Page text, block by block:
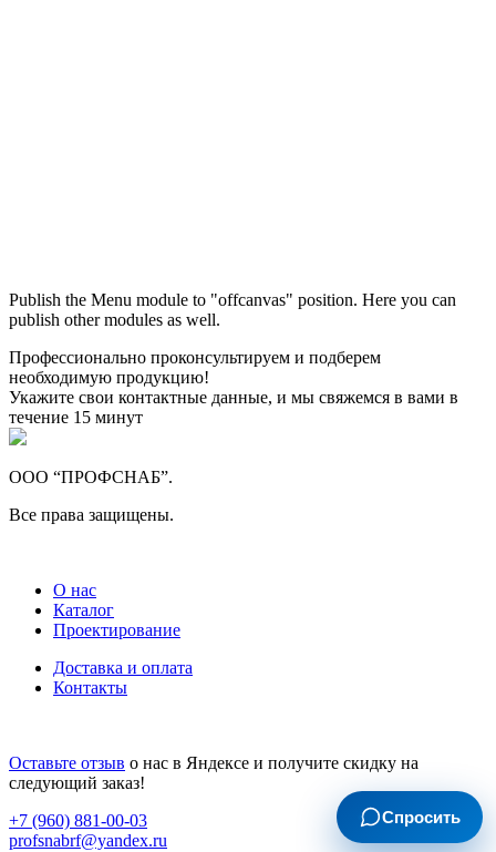
Publish the Menu module to "offcanvas" position. Here you can
publish other modules as well.
Спросить
М ● консультант ПРОФСНАБ
Профессионально проконсультируем и подберем
необходимую продукцию!
Укажите свои контактные данные, и мы свяжемся в вами в
течение 15 минут
ООО “ПРОФСНАБ”.
Все права защищены.
О нас
Каталог
Проектирование
Доставка и оплата
Контакты
Оставьте отзыв о нас в Яндексе и получите скидку на
следующий заказ!
+7 (960) 881-00-03
profsnabrf@yandex.ru